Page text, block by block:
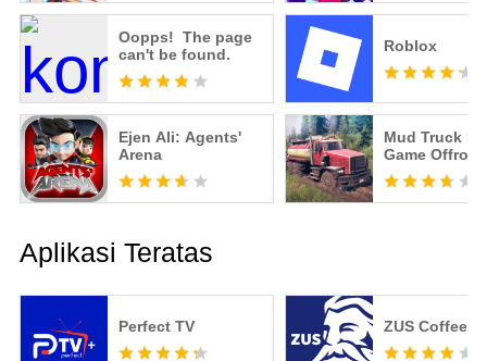
Oopps! The page
can't be found.
Roblox
Ejen Ali: Agents'
Arena
Mud Truck
Game Offroad
Aplikasi Teratas
Perfect TV ZUS Coffee